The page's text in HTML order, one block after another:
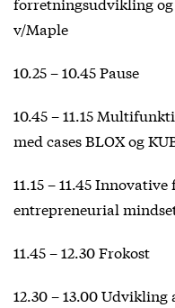
v/Maple
10.25 – 10.45 Pause
10.45 – 11.15
med cases BLOX og
11.15 – 11.45
entrepreneurial
11.45 – 12.30 Frokost
12.30 – 13.00